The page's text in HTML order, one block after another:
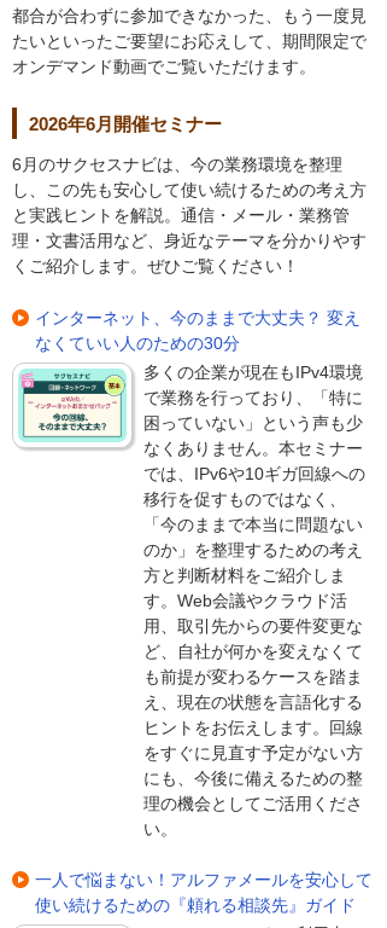
都合が合わずに参加できなかった、もう一度見
たいといったご要望にお応えして、期間限定で
オンデマンド動画でご覧いただけます。
2026年6月開催セミナー
6月のサクセスナビは、今の業務環境を整理
し、この先も安心して使い続けるための考え方
と実践ヒントを解説。通信・メール・業務管
理・文書活用など、身近なテーマを分かりやす
くご紹介します。ぜひご覧ください！
インターネット、今のままで大丈夫？ 変え
なくていい人のための30分
多くの企業が現在もIPv4環境
で業務を行っており、「特に
困っていない」という声も少
なくありません。本セミナー
では、IPv6や10ギガ回線への
移行を促すものではなく、
「今のままで本当に問題ない
のか」を整理するための考え
方と判断材料をご紹介しま
す。Web会議やクラウド活
用、取引先からの要件変更な
ど、自社が何かを変えなくて
も前提が変わるケースを踏ま
え、現在の状態を言語化する
ヒントをお伝えします。回線
をすぐに見直す予定がない方
にも、今後に備えるための整
理の機会としてご活用くださ
い。
一人で悩まない！アルファメールを安心して
使い続けるための『頼れる相談先』ガイド